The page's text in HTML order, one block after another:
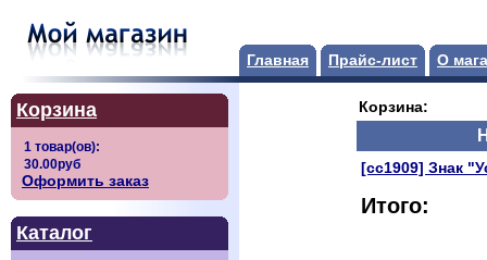
Главная Прайс-лист О
Корзина
Оформить заказ
Каталог
Корзина:
[сс1909] Знак
Итого: